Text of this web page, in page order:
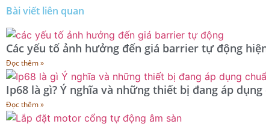
Bài viết liên quan
Các yếu tố ảnh hưởng đến giá barrier tự động
Đọc thêm »
Ip68 là gì? Ý nghĩa và những thiết bị đang áp dụng
Đọc thêm »